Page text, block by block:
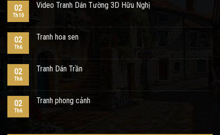
02
Th10
Video Tranh Dán Tường 3D Hữu Nghị
02
Th6
Tranh hoa sen
02
Th6
Tranh Dán Trần
02
Th6
Tranh phong cảnh